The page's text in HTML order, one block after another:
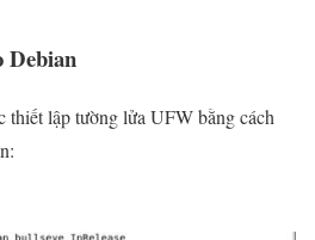
Debian
thiết lập tường lửa UFW bằng cách